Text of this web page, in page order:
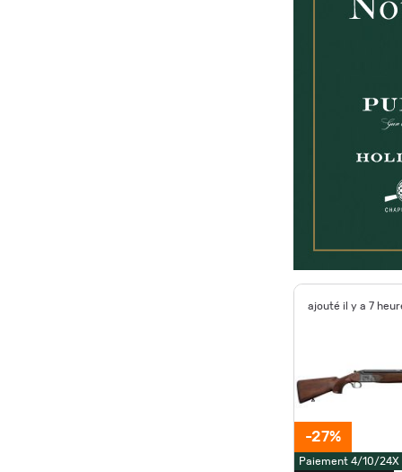
ajouté il y a 7
-27%
Paiement 4/10/24X